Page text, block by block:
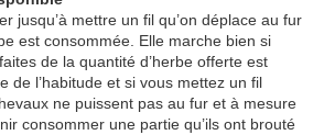
jusqu’à mettre un fil qu’on déplace au fur
est consommée. Elle marche bien si
de la quantité d’herbe offerte est
de l’habitude et si vous mettez un fil
ne puissent pas au fur et à mesure
consommer une partie qu’ils ont brouté